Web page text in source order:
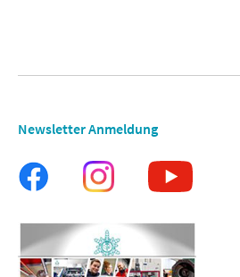
Newsletter Anmeldung